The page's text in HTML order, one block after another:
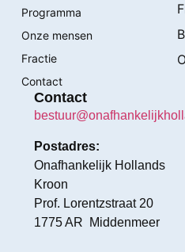
Programma
Onze mensen
Fractie
Contact
Contact
Postadres:
Onafhankelijk Hollands
Kroon
Prof. Lorentzstraat 20
1775 AR Middenmeer